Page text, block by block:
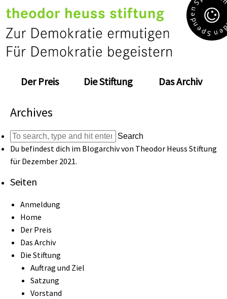
Der Preis Die Stiftung Das Archiv
S
p
e
n
d
e
n
S
e
n
Archives
Search
Du befindest dich im Blogarchiv von Theodor Heuss Stiftung
für Dezember 2021.
Seiten
Anmeldung
Home
Der Preis
Das Archiv
Die Stiftung
Auftrag und Ziel
Satzung
Vorstand